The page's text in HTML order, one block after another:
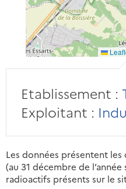
Etablissement :
Exploitant :
Les données présentent
(au 31 décembre de
radioactifs présents sur le